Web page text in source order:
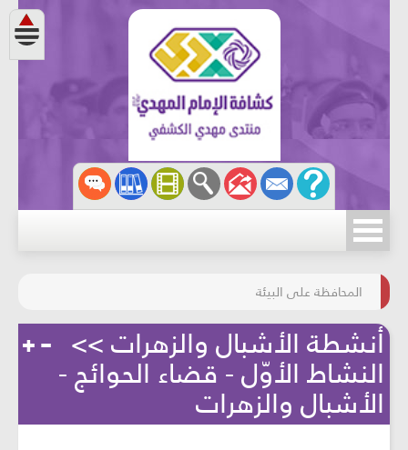
مسابقة الركب الحسينيّ
المحافظة على البيئة
أنشطة الأشبال والزهرات >>
النشاط الأوّل - قضاء الحوائج -
الأشبال والزهرات